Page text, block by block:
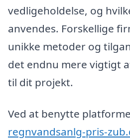
vedligeholdelse, og
anvendes. Forskellige
unikke metoder og
det endnu mere vigtigt
til dit projekt.
Ved at benytte
regnvandsanlg-pris-